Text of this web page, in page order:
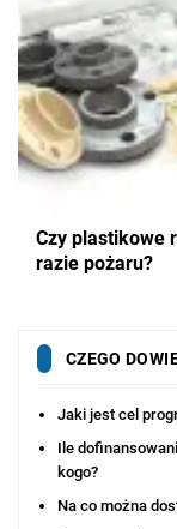
Czy plastikowe
razie pożaru?
CZEGO
Jaki jest cel
Ile
kogo?
Na co można